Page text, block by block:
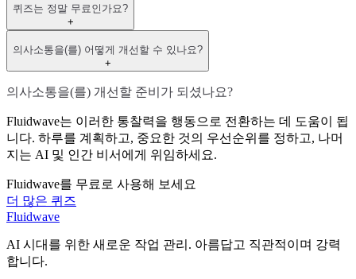
퀴즈는 정말 무료인가요?
+
의사소통을(를) 어떻게 개선할 수 있나요?
+
의사소통을(를) 개선할 준비가 되셨나요?
Fluidwave는 이러한 통찰력을 행동으로 전환하는 데 도움이 됩
니다. 하루를 계획하고, 중요한 것의 우선순위를 정하고, 나머
지는 AI 및 인간 비서에게 위임하세요.
Fluidwave를 무료로 사용해 보세요
더 많은 퀴즈
Fluidwave
AI 시대를 위한 새로운 작업 관리. 아름답고 직관적이며 강력
합니다.